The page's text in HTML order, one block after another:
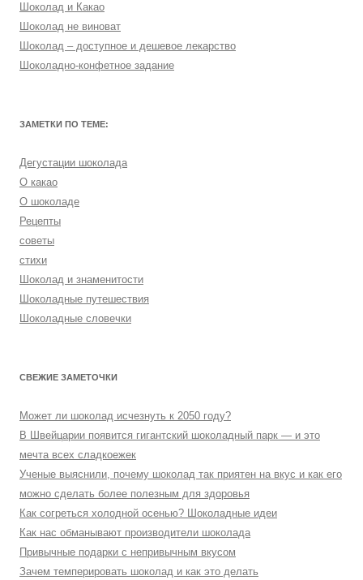
Шоколад и Какао
Шоколад не виноват
Шоколад – доступное и дешевое лекарство
Шоколадно-конфетное задание
ЗАМЕТКИ ПО ТЕМЕ:
Дегустации шоколада
О какао
О шоколаде
Рецепты
советы
стихи
Шоколад и знаменитости
Шоколадные путешествия
Шоколадные словечки
СВЕЖИЕ ЗАМЕТОЧКИ
Может ли шоколад исчезнуть к 2050 году?
В Швейцарии появится гигантский шоколадный парк — и это
мечта всех сладкоежек
Ученые выяснили, почему шоколад так приятен на вкус и как его
можно сделать более полезным для здоровья
Как согреться холодной осенью? Шоколадные идеи
Как нас обманывают производители шоколада
Привычные подарки с непривычным вкусом
Зачем темперировать шоколад и как это делать